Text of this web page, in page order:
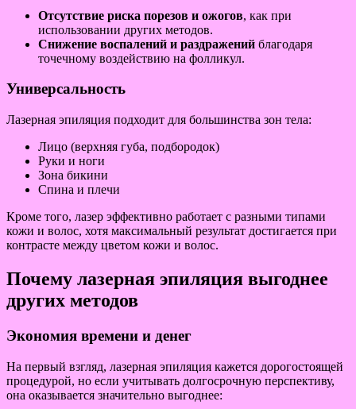
Отсутствие риска порезов и ожогов, как при
использовании других методов.
Снижение воспалений и раздражений благодаря
точечному воздействию на фолликул.
Универсальность
Лазерная эпиляция подходит для большинства зон тела:
Лицо (верхняя губа, подбородок)
Руки и ноги
Зона бикини
Спина и плечи
Кроме того, лазер эффективно работает с разными типами
кожи и волос, хотя максимальный результат достигается при
контрасте между цветом кожи и волос.
Почему лазерная эпиляция выгоднее
других методов
Экономия времени и денег
На первый взгляд, лазерная эпиляция кажется дорогостоящей
процедурой, но если учитывать долгосрочную перспективу,
она оказывается значительно выгоднее: